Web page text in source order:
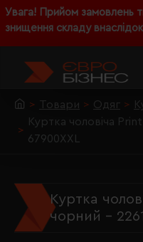
Увага! Прийом замовлень
знищення складу
Товари Одяг
Куртка чоловіча
67900XXL
Куртка
чорний -